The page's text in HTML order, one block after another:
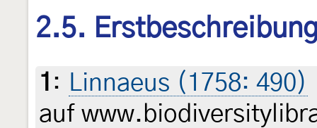
2.5.
1 : Linnaeus (1758: 490)
auf